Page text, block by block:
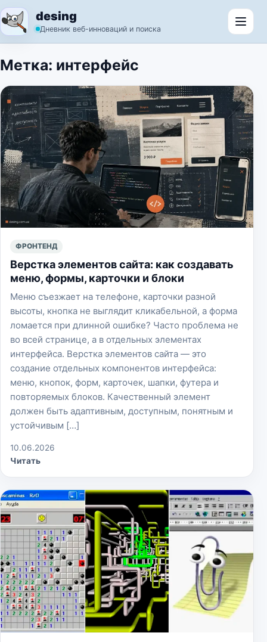
Перейти к содержимому
desing
Дневник веб-инноваций и поиска
Метка: интерфейс
ФРОНТЕНД
Верстка элементов сайта: как создавать
меню, формы, карточки и блоки
Меню съезжает на телефоне, карточки разной
высоты, кнопка не выглядит кликабельной, а форма
ломается при длинной ошибке? Часто проблема не
во всей странице, а в отдельных элементах
интерфейса. Верстка элементов сайта — это
создание отдельных компонентов интерфейса:
меню, кнопок, форм, карточек, шапки, футера и
повторяемых блоков. Качественный элемент
должен быть адаптивным, доступным, понятным и
устойчивым […]
10.06.2026
Читать